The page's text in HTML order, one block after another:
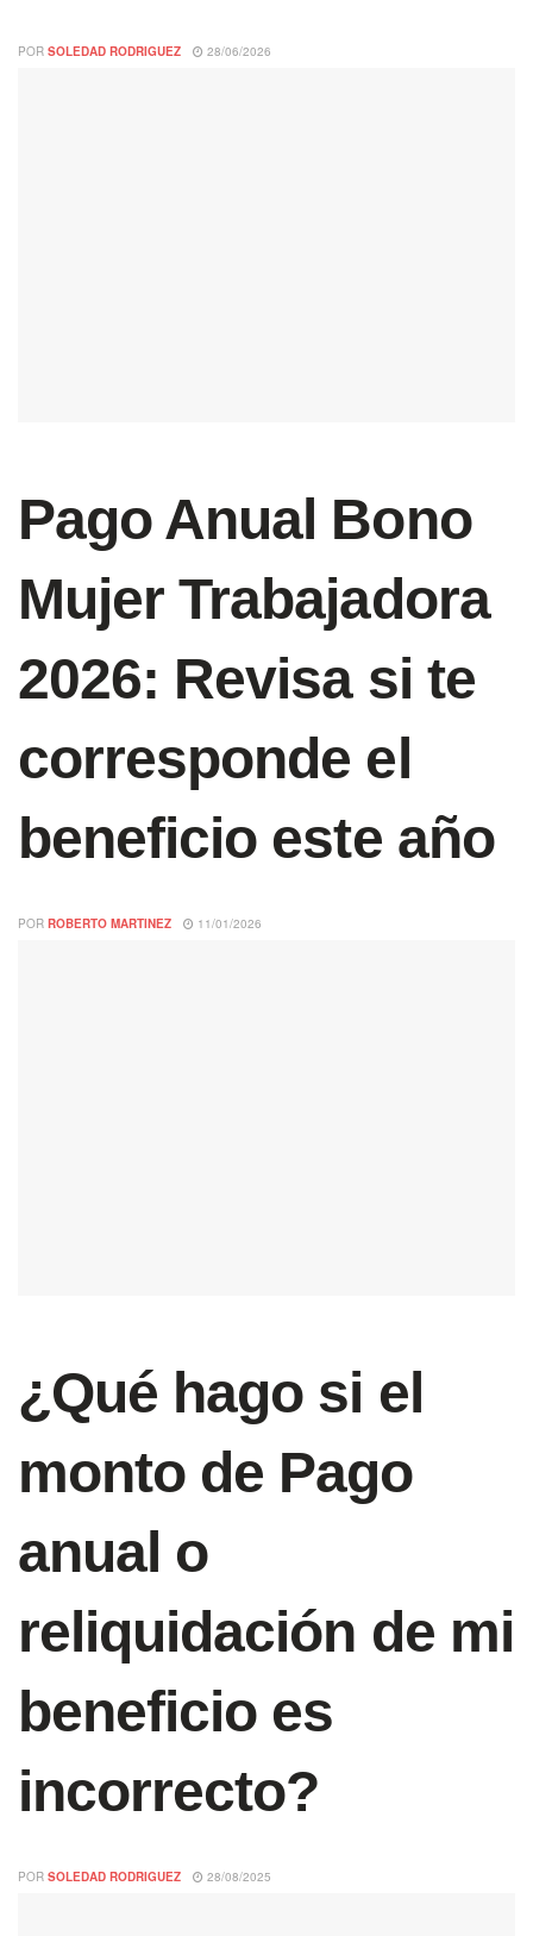
POR SOLEDAD RODRIGUEZ 28/06/2026
Pago Anual Bono
Mujer Trabajadora
2026: Revisa si te
corresponde el
beneficio este año
POR ROBERTO MARTINEZ 11/01/2026
¿Qué hago si el
monto de Pago
anual o
reliquidación de mi
beneficio es
incorrecto?
POR SOLEDAD RODRIGUEZ 28/08/2025